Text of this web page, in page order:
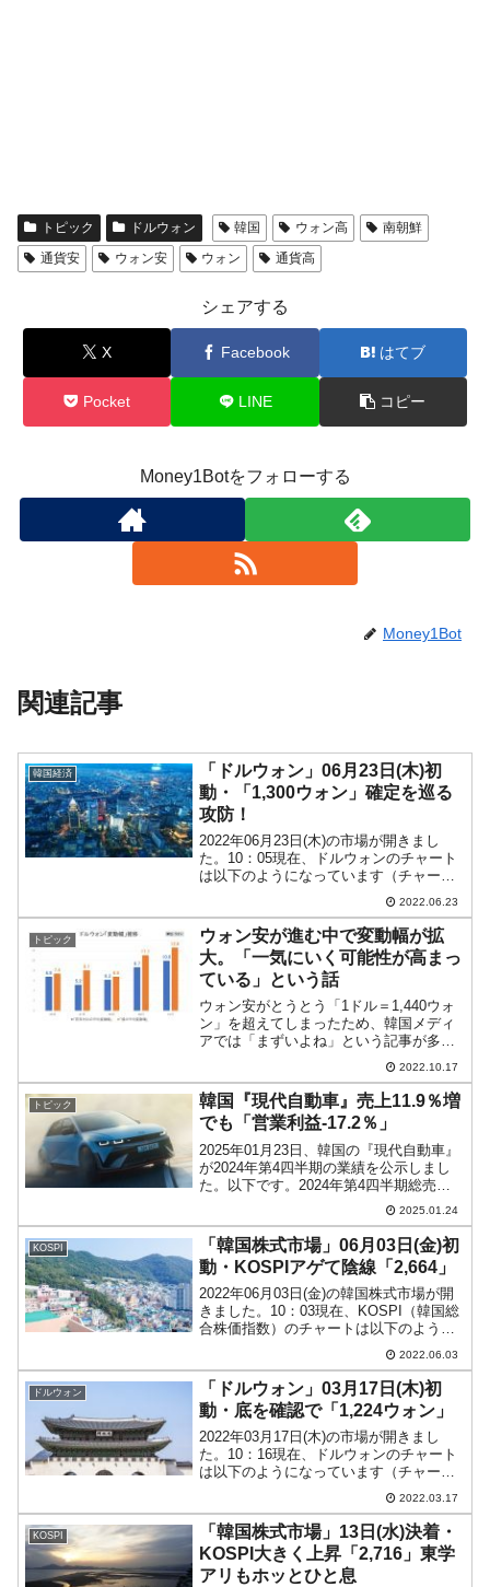
トピック ドルウォン 韓国 ウォン高
南朝鮮
通貨安
ウォン安 ウォン 通貨高
シェアする
X Facebook はてブ
Pocket LINE コピー
Money1Botをフォローする
Money1Bot
関連記事
韓国経済
「ドルウォン」06月23日(木)初
動・「1,300ウォン」確定を巡る
攻防！
2022年06月23日(木)の市場が開きまし
た。10：05現在、ドルウォンのチャート
は以下のようになっています（チャート
は『Investing.com』より引用）。前日は
一時「1,305ウォン」までいったのです
が、結局1,300ウォン超えを...
2022.06.23
トピック
ウォン安が進む中で変動幅が拡
大。「一気にいく可能性が高まっ
ている」という話
ウォン安がとうとう「1ドル＝1,440ウォ
ン」を超えてしまったため、韓国メディ
アでは「まずいよね」という記事が多く
なっています。小ネタかもしれません
が、『毎日経済』に興味深い記事が出ま
した。ドルウォンで変動幅が徐々に高ま
ってきており、これは...
2022.10.17
トピック
韓国『現代自動車』売上11.9％増
でも「営業利益-17.2％」
2025年01月23日、韓国の『現代自動車』
が2024年第4四半期の業績を公示しまし
た。以下です。2024年第4四半期総売
上：46兆6,237億ウォン（11.9％）営業利
益：2兆8,221億ウォン（-17.2％）当期純
利益：2兆4,741ウ...
2025.01.24
KOSPI
「韓国株式市場」06月03日(金)初
動・KOSPIアゲて陰線「2,664」
2022年06月03日(金)の韓国株式市場が開
きました。10：03現在、KOSPI（韓国総
合株価指数）のチャートは以下のように
『Investing.com』より引用）。またおな
じみのアゲ手陰線というパターンです。
KO...
2022.06.03
ドルウォン
「ドルウォン」03月17日(木)初
動・底を確認で「1,224ウォン」
2022年03月17日(木)の市場が開きまし
た。10：16現在、ドルウォンのチャート
は以下のようになっています（チャート
は『Investing.com』より引用）。とにか
く前日の戻しが強烈でした。本日はそれ
を受けてのスタートで、現在のところ...
2022.03.17
KOSPI
「韓国株式市場」13日(水)決着・
KOSPI大きく上昇「2,716」東学
アリもホッとひと息